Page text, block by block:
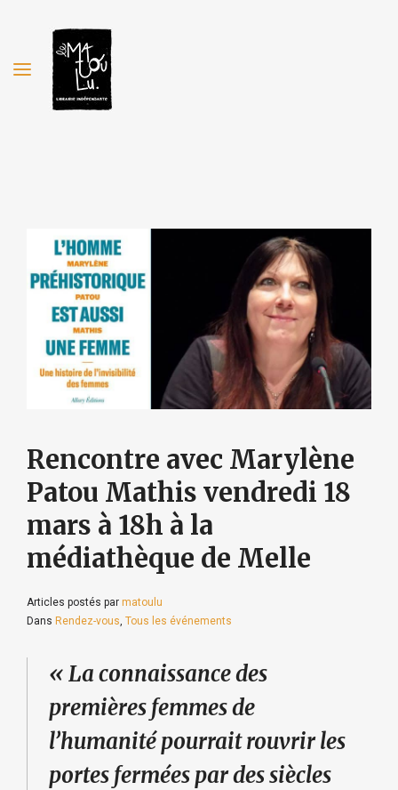
Rencontre avec Marylène
Patou Mathis vendredi 18
mars à 18h à la
médiathèque de Melle
Articles postés par matoulu
Dans Rendez-vous Tous les événements
« La connaissance des
premières femmes de
l’humanité pourrait rouvrir les
portes fermées par des siècles